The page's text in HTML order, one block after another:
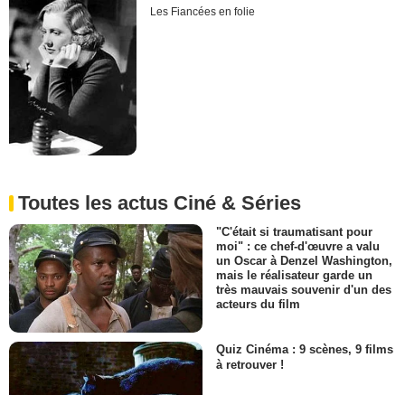
Les Fiancées en folie
Toutes les actus Ciné & Séries
"C'était si traumatisant pour
moi" : ce chef-d'œuvre a valu
un Oscar à Denzel Washington,
mais le réalisateur garde un
très mauvais souvenir d'un des
acteurs du film
Quiz Cinéma : 9 scènes, 9 films
à retrouver !